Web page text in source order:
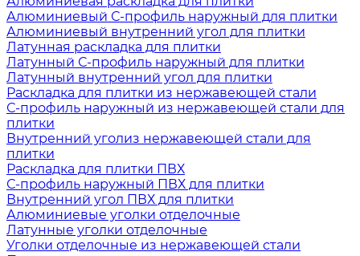
Алюминиевый С-профиль наружный для плитки
Алюминиевый внутренний угол для плитки
Латунная раскладка для плитки
Латунный С-профиль наружный для плитки
Латунный внутренний угол для плитки
Раскладка для плитки из нержавеющей стали
С-профиль наружный из нержавеющей стали для
плитки
Внутренний уголиз нержавеющей стали для
плитки
Раскладка для плитки ПВХ
С-профиль наружный ПВХ для плитки
Внутренний угол ПВХ для плитки
Алюминиевые уголки отделочные
Латунные уголки отделочные
Уголки отделочные из нержавеющей стали